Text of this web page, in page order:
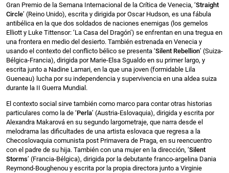
Gran Premio de la Semana Internacional de la Crítica de Venecia, ‘Straight
Circle’ (Reino Unido), escrita y dirigida por Oscar Hudson, es una fábula
antibélica en la que dos soldados de naciones enemigas (los gemelos
Elliott y Luke Tittensor: ‘La Casa del Dragón’) se enfrentan en una tregua en
una frontera en medio del desierto. También estrenada en Venecia y
usando el contexto del conflicto bélico se presenta ‘Silent Rebellion’ (Suiza-
Bélgica-Francia), dirigida por Marie-Elsa Sgualdo en su primer largo, y
escrita junto a Nadine Lamari, en la que una joven (formidable Lila
Gueneau) lucha por su independencia y supervivencia en una aldea suiza
durante la II Guerra Mundial.
El contexto social sirve también como marco para contar otras historias
particulares como la de ‘Perla’ (Austria-Eslovaquia), dirigida y escrita por
Alexandra Makarová en su segundo largometraje, que narra desde el
melodrama las dificultades de una artista eslovaca que regresa a la
Checoslovaquia comunista post Primavera de Praga, en su reencuentro
con el padre de su hija. También con una mujer en la dirección, ‘Silent
Storms’ (Francia-Bélgica), dirigida por la debutante franco-argelina Dania
Reymond-Boughenou y escrita por la propia directora junto a Virginie